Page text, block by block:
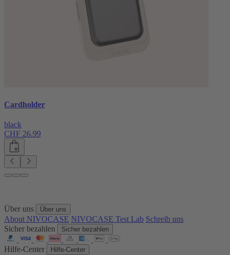
Cardholder
black
CHF 26.99
Über uns Über uns
About NIVOCASE NIVOCASE Test Lab Schreib uns
Sicher bezahlen
Sicher bezahlen
Hilfe-Center Hilfe-Center